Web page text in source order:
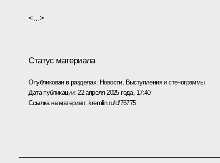
<…>
Статус материала
Опубликован в разделах: Новости, Выступления и стенограммы
Дата публикации: 22 апреля 2025 года, 17:40
Ссылка на материал: kremlin.ru/d/76775